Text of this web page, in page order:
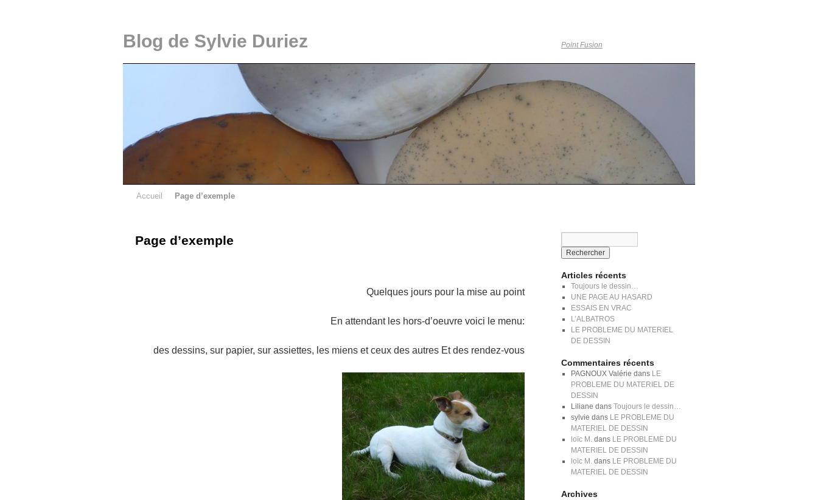
Blog de Sylvie Duriez Point Fusion
Accueil Page d’exemple
Page d’exemple
Quelques jours pour la mise au point
En attendant les hors-d’oeuvre voici le menu:
des dessins, sur papier, sur assiettes, les miens et ceux des autres Et des rendez-vous
Articles récents
Toujours le dessin…
UNE PAGE AU HASARD
ESSAIS EN VRAC
L’ALBATROS
LE PROBLEME DU MATERIEL
DE DESSIN
Commentaires récents
PAGNOUX Valérie dans LE
PROBLEME DU MATERIEL DE
DESSIN
Liliane dans Toujours le dessin…
sylvie dans LE PROBLEME DU
MATERIEL DE DESSIN
loïc M.dans LE PROBLEME DU
MATERIEL DE DESSIN
loïc M.dans LE PROBLEME DU
MATERIEL DE DESSIN
Archives